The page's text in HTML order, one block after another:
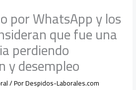
por WhatsApp y los
que fue una
perdiendo
y desempleo
/ PorDespidos-Laborales.com